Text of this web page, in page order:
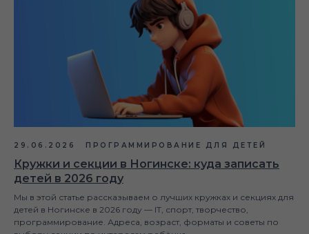
29.06.2026 ПРОГРАММИРОВАНИЕ ДЛЯ ДЕТЕЙ
Кружки и секции в Ногинске: куда записать
детей в 2026 году
Мы в этой статье рассказываем о лучших кружках и секциях для
детей в Ногинске в 2026 году — IT, спорт, творчество,
программирование. Адреса, возраст, форматы и советы по